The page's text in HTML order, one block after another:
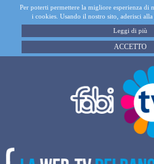
Per poterti permettere la migliore esperienza di
i cookies. Usando il nostro sito, aderisci
Leggi di più
ACCETTO